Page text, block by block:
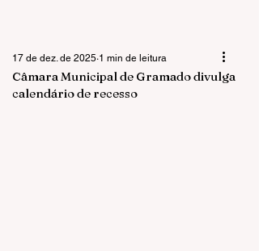
Câmara Municipal de Gramado divulga
calendário de recesso
17 de dez. de 2025 1 min de leitura